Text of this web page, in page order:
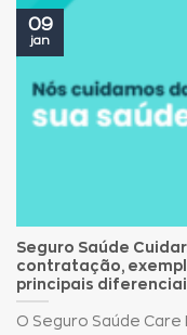
Seguro Saúde
contratação,
principais
O Seguro Saúde Care
09
jan